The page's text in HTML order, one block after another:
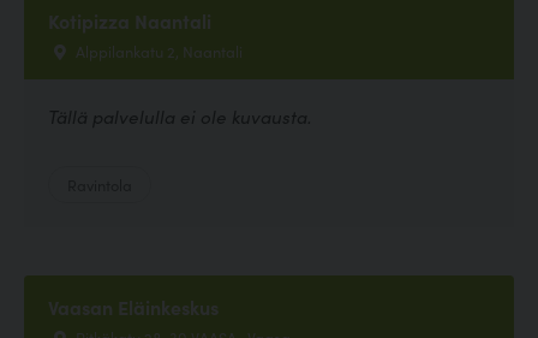
Kotipizza Naantali
Alppilankatu 2, Naantali
Tällä palvelulla ei ole kuvausta.
Vaasan Eläinkeskus